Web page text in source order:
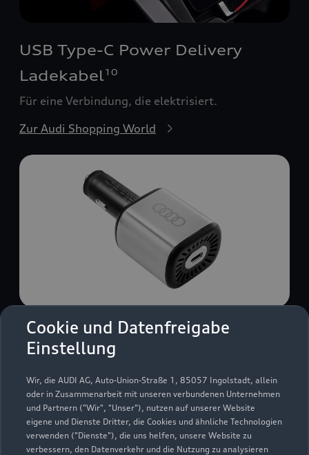
Cookie und Datenfreigabe
Einstellung
Wir, die AUDI AG, Auto-Union-Straße 1, 85057 Ingolstadt, allein
oder in Zusammenarbeit mit unseren verbundenen Unternehmen
und Partnern ("Wir", "Unser"), nutzen auf unserer Website
eigene und Dienste Dritter, die Cookies und ähnliche Technologien
verwenden ("Dienste"), die uns helfen, unsere Website zu
verbessern, den Datenverkehr und die Nutzung zu analysieren
USB Type-C Power Delivery
Ladekabel10
Für eine Verbindung, die elektrisiert.
Zur Audi Shopping World
USB Power-Ladegerät
USB Power-Ladegerät für schnelles und
komfortables Laden von Mobiltelefonen, Tablets
oder Laptops.
Zur Audi Shopping World